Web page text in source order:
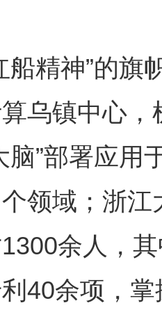
精神”的旗
乌镇中心
脑”部署应用
领域；浙
余人，
40余项，